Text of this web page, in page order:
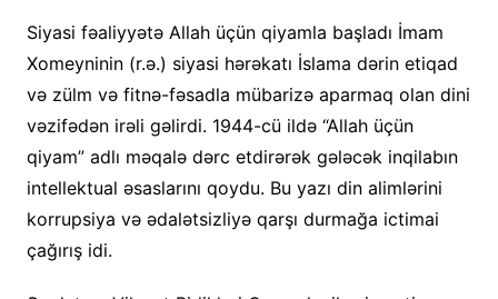
Siyasi fəaliyyətə Allah üçün qiyamla başladı İmam
Xomeyninin (r.ə.) siyasi hərəkatı İslama dərin etiqad
və zülm və fitnə-fəsadla mübarizə aparmaq olan dini
vəzifədən irəli gəlirdi. 1944-cü ildə “Allah üçün
qiyam” adlı məqalə dərc etdirərək gələcək inqilabın
intellektual əsaslarını qoydu. Bu yazı din alimlərini
korrupsiya və ədalətsizliyə qarşı durmağa ictimai
çağırış idi.